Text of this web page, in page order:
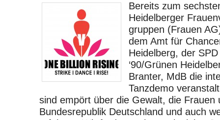
Bereits zum
Heidelberger
gruppen (Frauen
dem Amt für
Heidelberg, der
‘90/Grünen
Branter, MdB die
Tanzdemo
sind empört über die Gewalt, die Frauen
Bundesrepublik Deutschland und auch